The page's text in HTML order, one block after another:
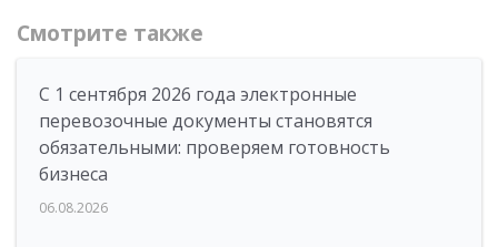
Смотрите также
С 1 сентября 2026 года электронные
перевозочные документы становятся
обязательными: проверяем готовность
бизнеса
06.08.2026